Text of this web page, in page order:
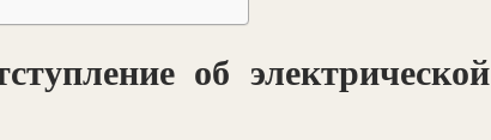
об электрической